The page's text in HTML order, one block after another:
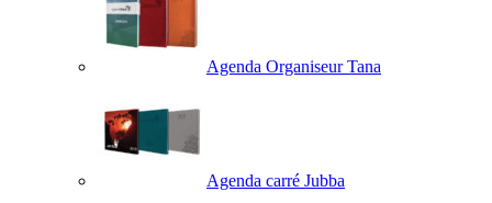
Agenda Organiseur Tana
Agenda carré Jubba